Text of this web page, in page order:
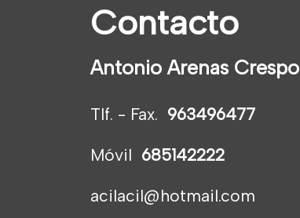
Contacto
Antonio Arenas Crespo
Tlf. - Fax. 963496477
Móvil 685142222
acilacil@hotmail.com